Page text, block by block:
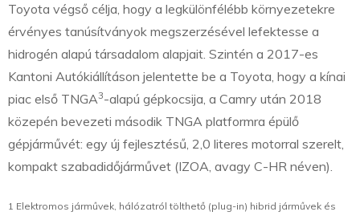
Toyota végső célja, hogy a legkülönfélébb környezetekre
érvényes tanúsítványok megszerzésével lefektesse a
hidrogén alapú társadalom alapjait. Szintén a 2017-es
Kantoni Autókiállításon jelentette be a Toyota, hogy a kínai
piac első TNGA3-alapú gépkocsija, a Camry után 2018
közepén bevezeti második TNGA platformra épülő
gépjárművét: egy új fejlesztésű, 2,0 literes motorral szerelt,
kompakt szabadidőjárművet (IZOA, avagy C-HR néven).
1 Elektromos járművek, hálózatról tölthető (plug-in) hibrid járművek és